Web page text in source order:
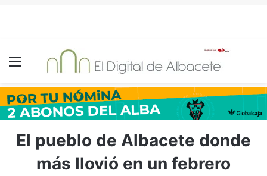
Menú
El pueblo de Albacete donde
más llovió en un febrero